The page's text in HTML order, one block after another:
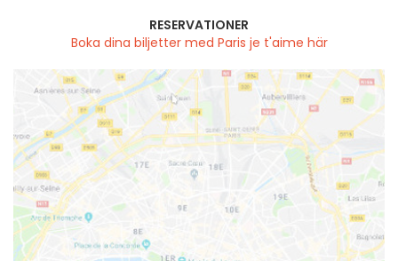
RESERVATIONER
Boka dina biljetter med Paris je t'aime här